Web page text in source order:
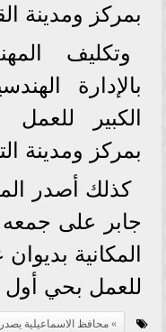
بمركز ومدينة
وتكليف
بالإدارة
الكبير للعمل
بمركز ومدينة
كذلك أصدر
جابر على جمعه
المكانية
للعمل بحي أول
محافظ الاسماعيلية